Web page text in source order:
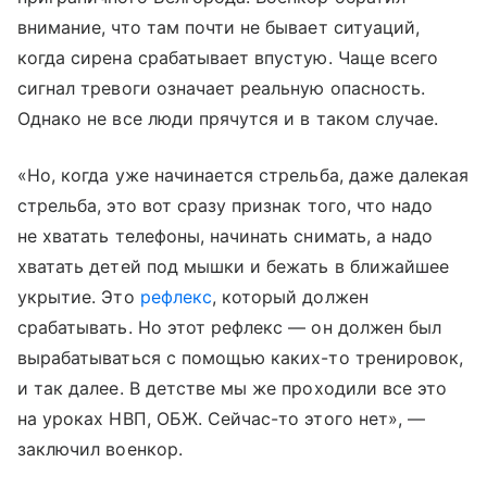
внимание, что там почти не бывает ситуаций,
когда сирена срабатывает впустую. Чаще всего
сигнал тревоги означает реальную опасность.
Однако не все люди прячутся и в таком случае.
«Но, когда уже начинается стрельба, даже далекая
стрельба, это вот сразу признак того, что надо
не хватать телефоны, начинать снимать, а надо
хватать детей под мышки и бежать в ближайшее
укрытие. Это рефлекс, который должен
срабатывать. Но этот рефлекс — он должен был
вырабатываться с помощью каких-то тренировок,
и так далее. В детстве мы же проходили все это
на уроках НВП, ОБЖ. Сейчас-то этого нет», —
заключил военкор.